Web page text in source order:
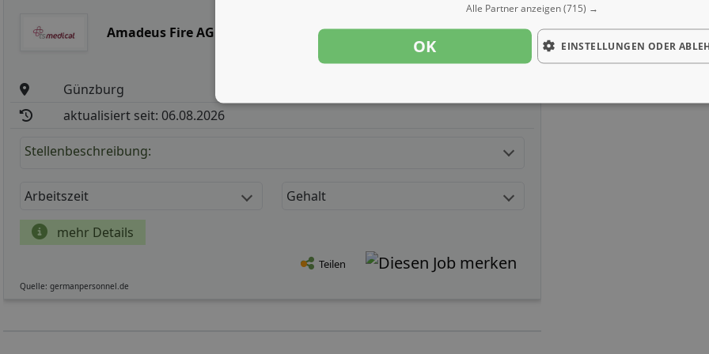
Amadeus Fire AG
Günzburg
aktualisiert seit: 06.08.2026
Stellenbeschreibung:
Arbeitszeit Gehalt
mehr Details
Teilen
Quelle: germanpersonnel.de
Alle Partner anzeigen(715) →
OK EINSTELLUNGEN ODER